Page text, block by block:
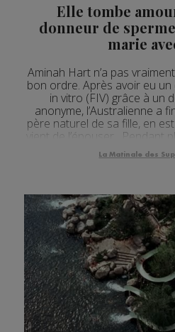
Elle tombe
donneur de
marie
Aminah Hart n’a pas
bon ordre. Après avoir eu
in vitro (FIV) grâce à un
anonyme, l’Australienne a
père naturel de sa fille, en
vient de l’épouser. Pendant
ainsi échangé plusieurs
biologique de sa fille :
La Matinale des